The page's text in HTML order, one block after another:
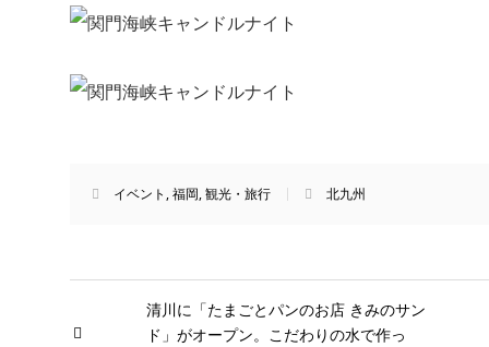
イベント ,福岡,観光・旅行 北九州
清川に「たまごとパンのお店 きみのサン
ド」がオープン。こだわりの水で作っ